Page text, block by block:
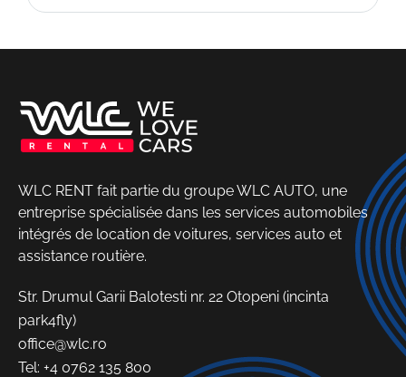
WLC RENT fait partie du groupe WLC AUTO, une
entreprise spécialisée dans les services automobiles
intégrés de location de voitures, services auto et
assistance routière.
Str. Drumul Garii Balotesti nr. 22 Otopeni (incinta
park4fly)
office@wlc.ro
Tel: +4 0762 135 800